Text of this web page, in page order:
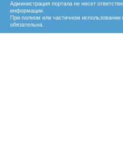
Администрация портала не несет
информации.
При полном или частичном использовании
обязательна.